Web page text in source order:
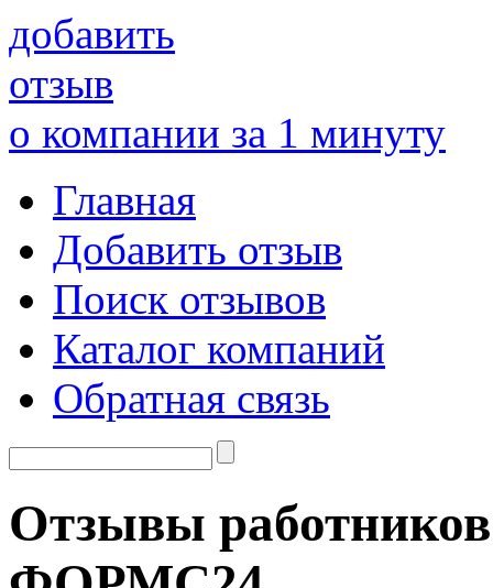
добавить
отзыв
о компании за 1 минуту
Главная
Добавить отзыв
Поиск отзывов
Каталог компаний
Обратная связь
Отзывы